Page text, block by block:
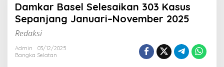
Selesaikan
303
Kasus
Januari–
November
2025
Damkar Basel Selesaikan 303 Kasus
Sepanjang Januari–November 2025
Redaksi
Admin
03/12/2025
Bangka Selatan